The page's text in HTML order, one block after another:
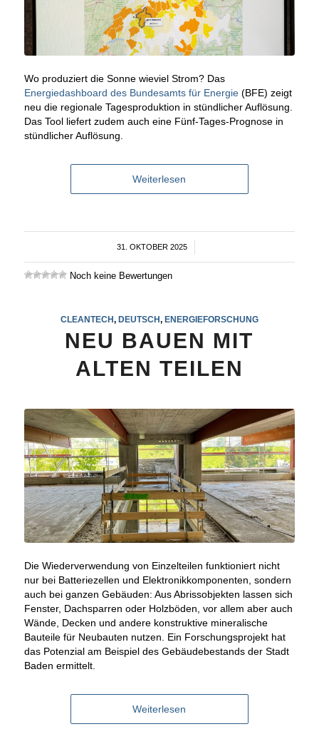
Wo produziert die Sonne wieviel Strom? Das
Energiedashboard des Bundesamts für Energie(BFE) zeigt
neu die regionale Tagesproduktion in stündlicher Auflösung.
Das Tool liefert zudem auch eine Fünf-Tages-Prognose in
stündlicher Auflösung.
Weiterlesen
31. OKTOBER 2025
/
Noch keine Bewertungen
CLEANTECH, DEUTSCH, ENERGIEFORSCHUNG
NEU BAUEN MIT
ALTEN TEILEN
Die Wiederverwendung von Einzelteilen funktioniert nicht
nur bei Batteriezellen und Elektronikkomponenten, sondern
auch bei ganzen Gebäuden: Aus Abrissobjekten lassen sich
Fenster, Dachsparren oder Holzböden, vor allem aber auch
Wände, Decken und andere konstruktive mineralische
Bauteile für Neubauten nutzen. Ein Forschungsprojekt hat
das Potenzial am Beispiel des Gebäudebestands der Stadt
Baden ermittelt.
Weiterlesen